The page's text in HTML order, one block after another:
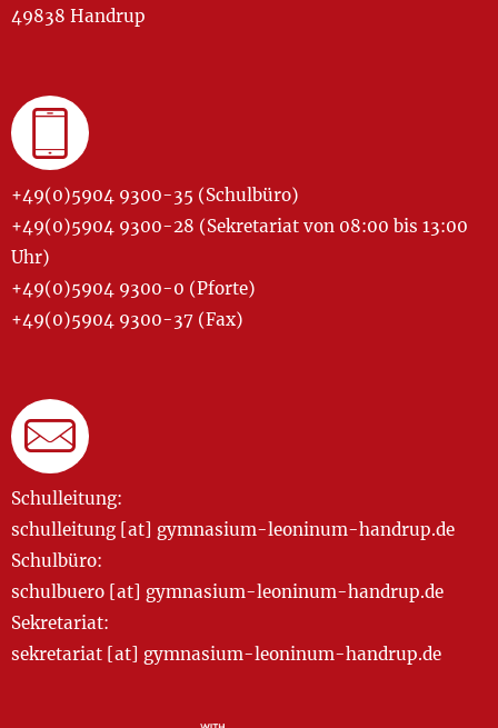
49838 Handrup
+49(0)5904 9300-35 (Schulbüro)
+49(0)5904 9300-28 (Sekretariat von 08:00 bis 13:00
Uhr)
+49(0)5904 9300-0 (Pforte)
+49(0)5904 9300-37 (Fax)
Schulleitung:
schulleitung [at] gymnasium-leoninum-handrup.de
Schulbüro:
schulbuero [at] gymnasium-leoninum-handrup.de
Sekretariat:
sekretariat [at] gymnasium-leoninum-handrup.de